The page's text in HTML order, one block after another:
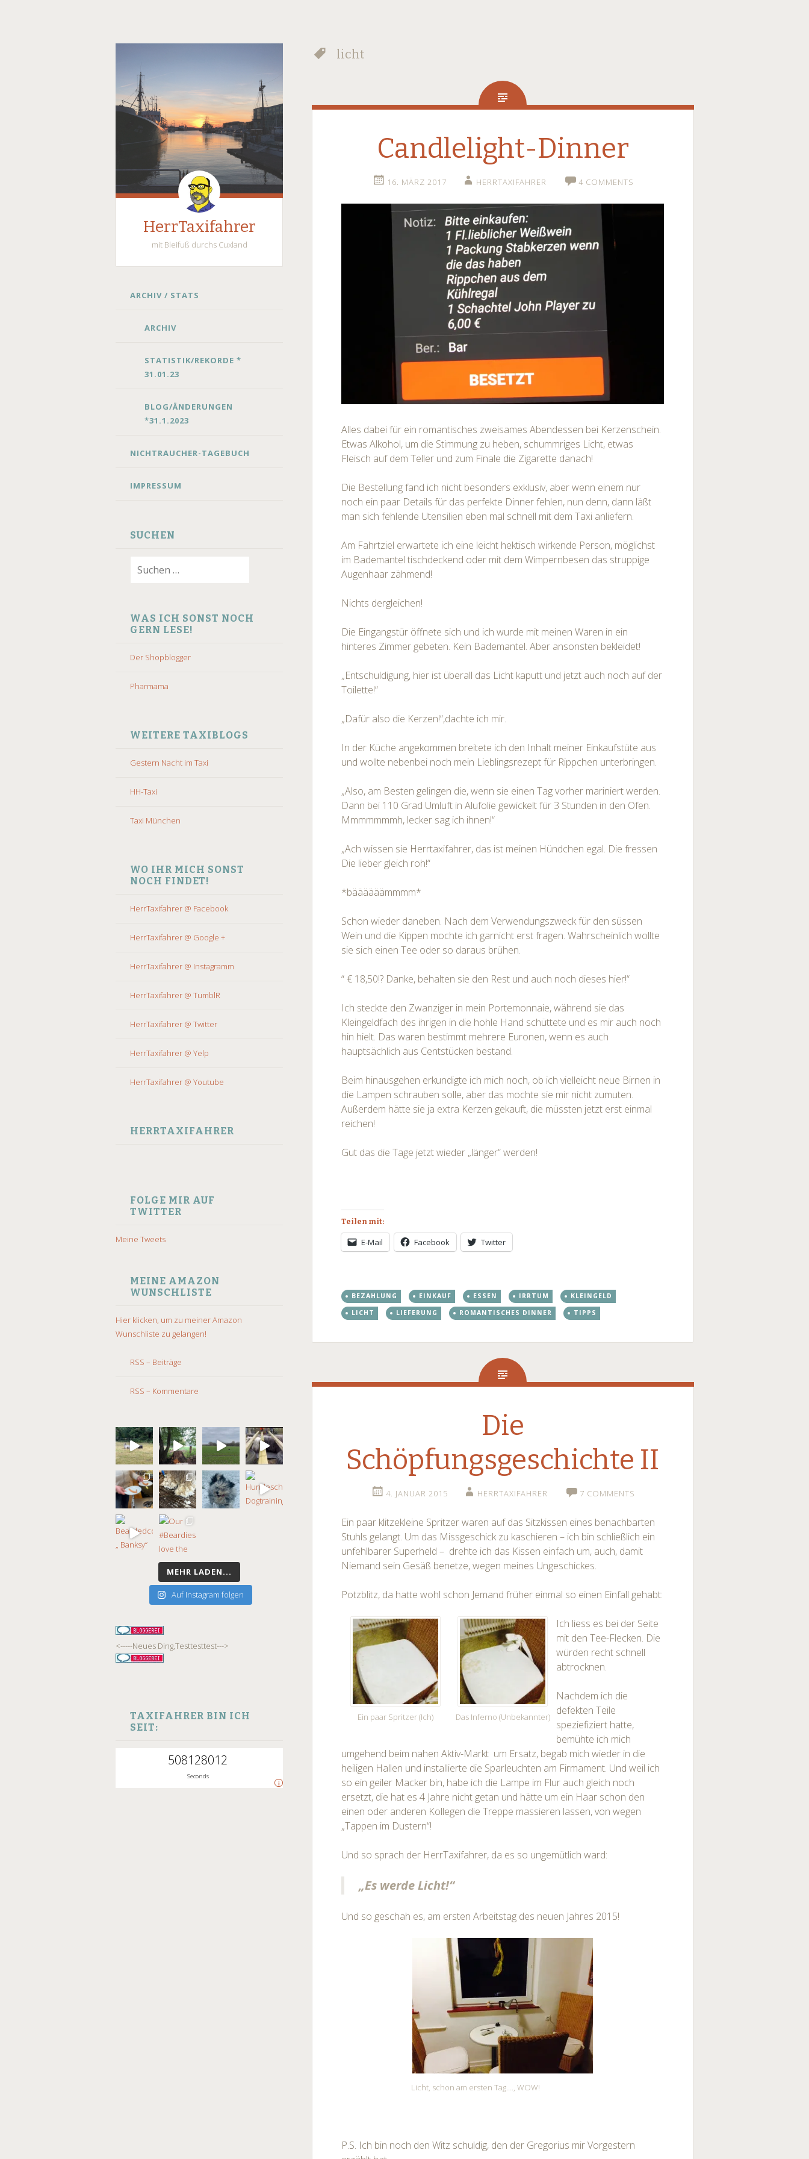
HerrTaxifahrer
mit Bleifuß durchs Cuxland
SKIP
ARCHIV / STATS
ARCHIV
STATISTIK/REKORDE *
31.01.23
BLOG/ÄNDERUNGEN
*31.1.2023
NICHTRAUCHER-TAGEBUCH
IMPRESSUM
SUCHEN
WAS ICH SONST NOCH
GERN LESE!
Der Shopblogger
Pharmama
WEITERE TAXIBLOGS
Gestern Nacht im Taxi
HH-Taxi
Taxi München
WO IHR MICH SONST
NOCH FINDET!
HerrTaxifahrer @ Facebook
HerrTaxifahrer @ Google +
HerrTaxifahrer @ Instagramm
HerrTaxifahrer @ TumblR
HerrTaxifahrer @ Twitter
HerrTaxifahrer @ Yelp
HerrTaxifahrer @ Youtube
HERRTAXIFAHRER
FOLGE MIR AUF
TWITTER
Meine Tweets
MEINE AMAZON
WUNSCHLISTE
Hier klicken, um zu meiner Amazon
Wunschliste zu gelangen!
RSS – Beiträge
RSS – Kommentare
MEHR LADEN...
Auf Instagram folgen
<-----Neues Ding,Testtesttest--->
TAXIFAHRER BIN ICH
SEIT:
508128013
Seconds
i
licht
Candlelight-Dinner
16. MÄRZ 2017 HERRTAXIFAHRER 4 COMMENTS
Alles dabei für ein romantisches zweisames Abendessen bei Kerzenschein.
Etwas Alkohol, um die Stimmung zu heben, schummriges Licht, etwas
Fleisch auf dem Teller und zum Finale die Zigarette danach!
Die Bestellung fand ich nicht besonders exklusiv, aber wenn einem nur
noch ein paar Details für das perfekte Dinner fehlen, nun denn, dann läßt
man sich fehlende Utensilien eben mal schnell mit dem Taxi anliefern.
Am Fahrtziel erwartete ich eine leicht hektisch wirkende Person, möglichst
im Bademantel tischdeckend oder mit dem Wimpernbesen das struppige
Augenhaar zähmend!
Nichts dergleichen!
Die Eingangstür öffnete sich und ich wurde mit meinen Waren in ein
hinteres Zimmer gebeten. Kein Bademantel. Aber ansonsten bekleidet!
„Entschuldigung, hier ist überall das Licht kaputt und jetzt auch noch auf der
Toilette!“
„Dafür also die Kerzen!“,dachte ich mir.
In der Küche angekommen breitete ich den Inhalt meiner Einkaufstüte aus
und wollte nebenbei noch mein Lieblingsrezept für Rippchen unterbringen.
„Also, am Besten gelingen die, wenn sie einen Tag vorher mariniert werden.
Dann bei 110 Grad Umluft in Alufolie gewickelt für 3 Stunden in den Ofen.
Mmmmmmmh, lecker sag ich ihnen!“
„Ach wissen sie Herrtaxifahrer, das ist meinen Hündchen egal. Die fressen
Die lieber gleich roh!“
*bäääääämmmm*
Schon wieder daneben. Nach dem Verwendungszweck für den süssen
Wein und die Kippen mochte ich garnicht erst fragen. Wahrscheinlich wollte
sie sich einen Tee oder so daraus brühen.
“ € 18,50!? Danke, behalten sie den Rest und auch noch dieses hier!“
Ich steckte den Zwanziger in mein Portemonnaie, während sie das
Kleingeldfach des ihrigen in die hohle Hand schüttete und es mir auch noch
hin hielt. Das waren bestimmt mehrere Euronen, wenn es auch
hauptsächlich aus Centstücken bestand.
Beim hinausgehen erkundigte ich mich noch, ob ich vielleicht neue Birnen in
die Lampen schrauben solle, aber das mochte sie mir nicht zumuten.
Außerdem hätte sie ja extra Kerzen gekauft, die müssten jetzt erst einmal
reichen!
Gut das die Tage jetzt wieder „länger“ werden!
Teilen mit:
E-Mail Facebook Twitter
BEZAHLUNG EINKAUF ESSEN IRRTUM
KLEINGELD
LICHT
LIEFERUNG ROMANTISCHES DINNER TIPPS
Die
Schöpfungsgeschichte II
4. JANUAR 2015 HERRTAXIFAHRER 7 COMMENTS
Ein paar klitzekleine Spritzer waren auf das Sitzkissen eines benachbarten
Stuhls gelangt. Um das Missgeschick zu kaschieren – ich bin schließlich ein
unfehlbarer Superheld – drehte ich das Kissen einfach um, auch, damit
Niemand sein Gesäß benetze, wegen meines Ungeschickes.
Potzblitz, da hatte wohl schon Jemand früher einmal so einen Einfall gehabt:
Ein paar Spritzer (Ich) Das Inferno (Unbekannter)
Ich liess es bei der Seite
mit den Tee-Flecken. Die
würden recht schnell
abtrocknen.
Nachdem ich die
defekten Teile
speziefiziert hatte,
bemühte ich mich
umgehend beim nahen Aktiv-Markt um Ersatz, begab mich wieder in die
heiligen Hallen und installierte die Sparleuchten am Firmament. Und weil ich
so ein geiler Macker bin, habe ich die Lampe im Flur auch gleich noch
ersetzt, die hat es 4 Jahre nicht getan und hätte um ein Haar schon den
einen oder anderen Kollegen die Treppe massieren lassen, von wegen
„Tappen im Dustern“!
Und so sprach der HerrTaxifahrer, da es so ungemütlich ward:
„Es werde Licht!“
Und so geschah es, am ersten Arbeitstag des neuen Jahres 2015!
Licht, schon am ersten Tag…., WOW!
P.S. Ich bin noch den Witz schuldig, den der Gregorius mir Vorgestern